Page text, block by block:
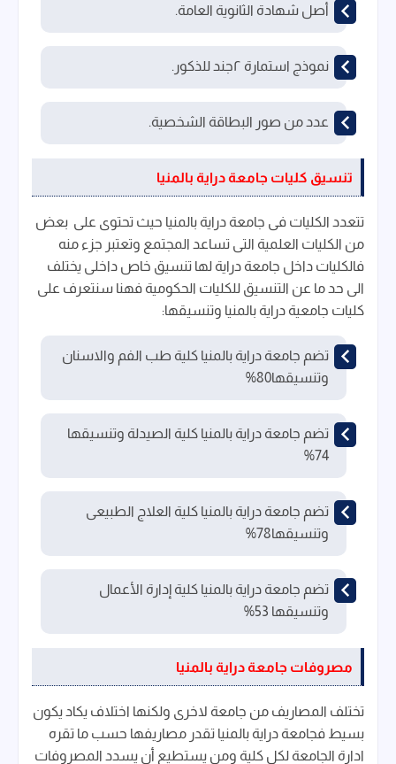
أصل شهادة الثانوية العامة.
نموذج استمارة ٢جند للذكور.
عدد من صور البطاقة الشخصية.
تنسيق كليات جامعة دراية بالمنيا
تتعدد الكليات فى جامعة دراية بالمنيا حيث تحتوى على بعض
من الكليات العلمية التى تساعد المجتمع وتعتبر جزء منه
فالكليات داخل جامعة دراية لها تنسيق خاص داخلى يختلف
الى حد ما عن التنسيق للكليات الحكومية فهنا سنتعرف على
كليات جامعية دراية بالمنيا وتنسيقها:
تضم جامعة دراية بالمنيا كلية طب الفم والاسنان
وتنسيقها80%
تضم جامعة دراية بالمنيا كلية الصيدلة وتنسيقها
74%
تضم جامعة دراية بالمنيا كلية العلاج الطبيعى
وتنسيقها78%
تضم جامعة دراية بالمنيا كلية إدارة الأعمال
وتنسيقها 53%
مصروفات جامعة دراية بالمنيا
تختلف المصاريف من جامعة لاخرى ولكنها اختلاف يكاد يكون
بسيط فجامعة دراية بالمنيا تقدر مصاريفها حسب ما تقره
ادارة الجامعة لكل كلية ومن يستطيع أن يسدد المصروفات